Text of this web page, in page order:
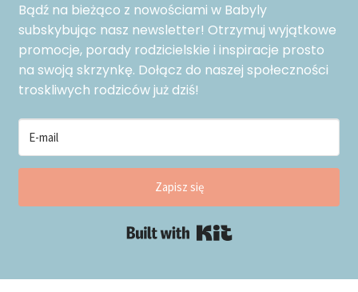
Bądź na bieżąco z nowościami w Babyly
subskybując nasz newsletter! Otrzymuj wyjątkowe
promocje, porady rodzicielskie i inspiracje prosto
na swoją skrzynkę. Dołącz do naszej społeczności
troskliwych rodziców już dziś!
Zapisz się